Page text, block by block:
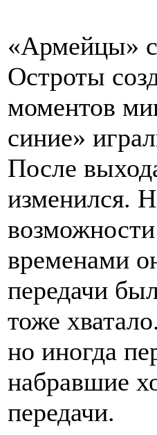
«Армейцы»
Остроты
моментов
синие»
После
изменился.
временами
передачи
тоже
но иногда
набравшие
передачи.